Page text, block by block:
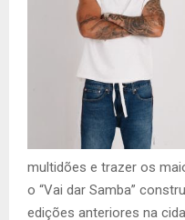
multidões e trazer os
o “Vai dar Samba”
edições anteriores na